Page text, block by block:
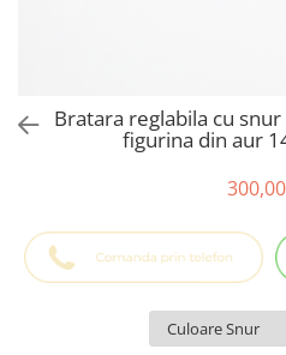
Cadouri Cupluri
Bijuterii cu mesaj Motivational
Bratara reglabila cu
figurina din aur